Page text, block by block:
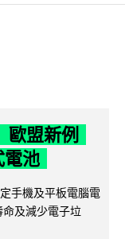
盟新例
池
手機及平板電腦電
及減少電子垃